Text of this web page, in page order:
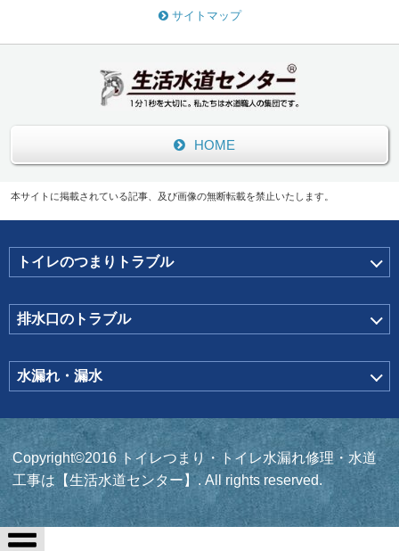
サイトマップ
HOME
本サイトに掲載されている記事、及び画像の無断転載を禁止いたします。
トイレのつまりトラブル
排水口のトラブル
水漏れ・漏水
Copyright©2016 トイレつまり・トイレ水漏れ修理・水道
工事は【生活水道センター】. All rights reserved.